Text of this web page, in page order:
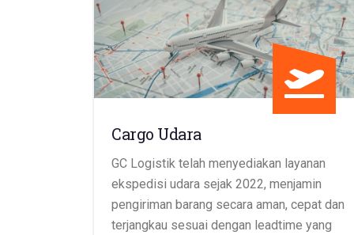
Cargo Udara
GC Logistik telah menyediakan layanan
ekspedisi udara sejak 2022, menjamin
pengiriman barang secara aman, cepat dan
terjangkau sesuai dengan leadtime yang